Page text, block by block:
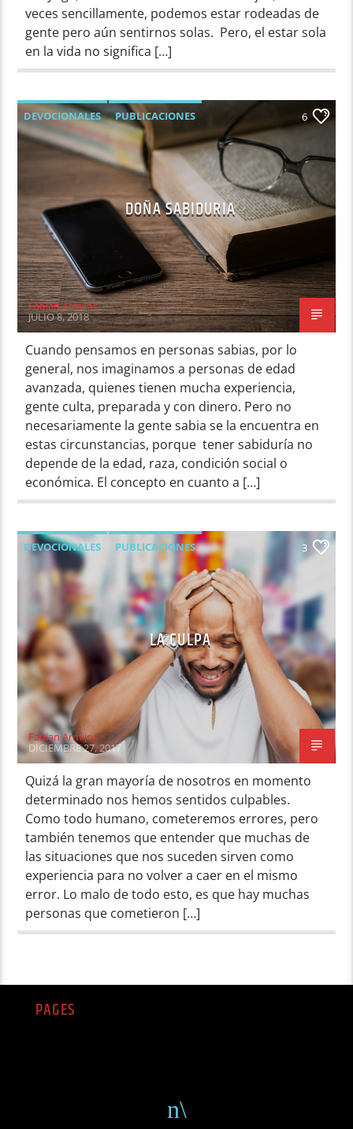
veces sencillamente, podemos estar rodeadas de
gente pero aún sentirnos solas. Pero, el estar sola
en la vida no significa […]
DEVOCIONALES PUBLICACIONES 6
DOÑA SABIDURIA
Fabian Armijos
JULIO 8, 2018
Cuando pensamos en personas sabias, por lo
general, nos imaginamos a personas de edad
avanzada, quienes tienen mucha experiencia,
gente culta, preparada y con dinero. Pero no
necesariamente la gente sabia se la encuentra en
estas circunstancias, porque tener sabiduría no
depende de la edad, raza, condición social o
económica. El concepto en cuanto a […]
DEVOCIONALES PUBLICACIONES 3
LA CULPA
Fabian Armijos
DICIEMBRE 27, 2017
Quizá la gran mayoría de nosotros en momento
determinado nos hemos sentidos culpables.
Como todo humano, cometeremos errores, pero
también tenemos que entender que muchas de
las situaciones que nos suceden sirven como
experiencia para no volver a caer en el mismo
error. Lo malo de todo esto, es que hay muchas
personas que cometieron […]
PAGES